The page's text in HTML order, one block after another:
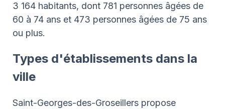
3 164 habitants, dont 781 personnes âgées de
60 à 74 ans et 473 personnes âgées de 75 ans
ou plus.
Types d'établissements dans la
ville
Saint-Georges-des-Groseillers propose